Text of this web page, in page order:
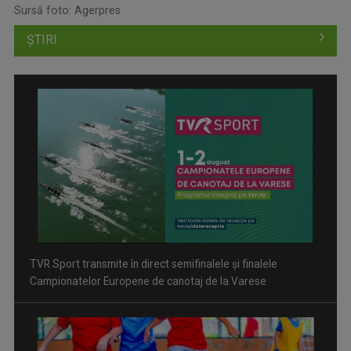
Sursă foto: Agerpres
ȘTIRI
Inițiative pentru evitarea traumatismelor craniene în fotbal